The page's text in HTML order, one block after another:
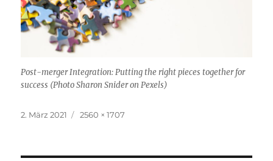
Post-merger Integration: Putting the right pieces together for
success (Photo Sharon Snider on Pexels)
Veröffentlicht
2. März 2021 Originalgröße
2560 × 1707